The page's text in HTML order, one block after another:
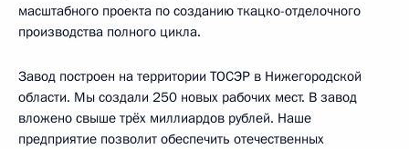
масштабного проекта по созданию ткацко-отделочного
производства полного цикла.
Завод построен на территории ТОСЭР в Нижегородской
области. Мы создали 250 новых рабочих мест. В завод
вложено свыше трёх миллиардов рублей. Наше
предприятие позволит обеспечить отечественных